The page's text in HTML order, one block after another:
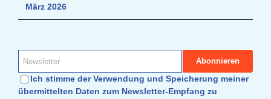
März 2026
Ich stimme der Verwendung und Speicherung meiner
übermittelten Daten zum Newsletter-Empfang zu